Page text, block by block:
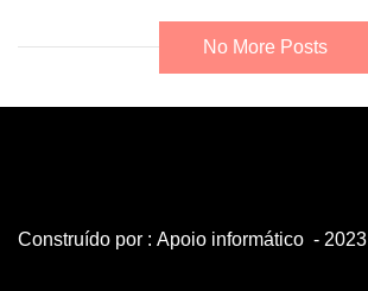
No More Posts
Construído por : Apoio informático - 2023